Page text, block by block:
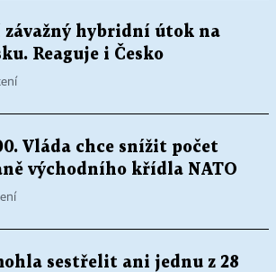
závažný hybridní útok na
Reaguje i Česko
Vláda chce snížit počet
východního křídla NATO
sestřelit ani jednu z 28